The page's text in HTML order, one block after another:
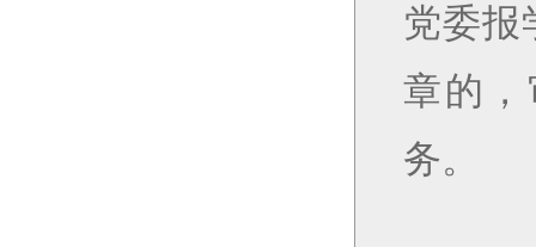
党委报
章的
务。